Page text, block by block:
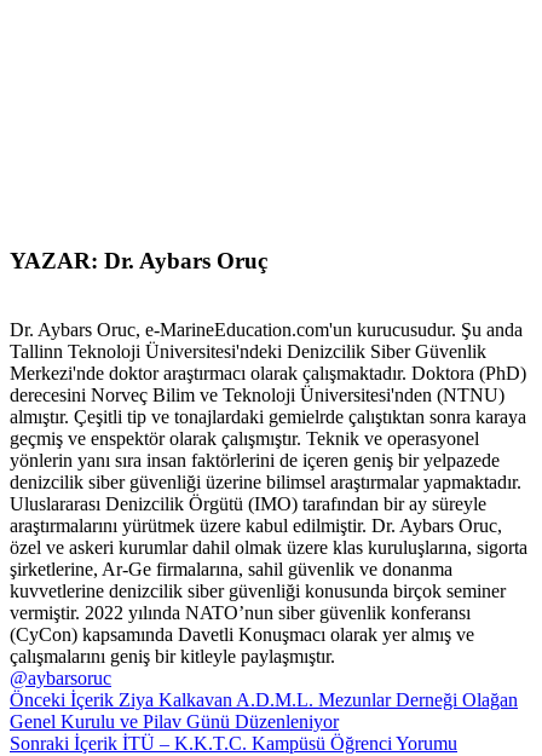
YAZAR: Dr. Aybars Oruç
Dr. Aybars Oruc, e-MarineEducation.com'un kurucusudur. Şu anda
Tallinn Teknoloji Üniversitesi'ndeki Denizcilik Siber Güvenlik
Merkezi'nde doktor araştırmacı olarak çalışmaktadır. Doktora (PhD)
derecesini Norveç Bilim ve Teknoloji Üniversitesi'nden (NTNU)
almıştır. Çeşitli tip ve tonajlardaki gemielrde çalıştıktan sonra karaya
geçmiş ve enspektör olarak çalışmıştır. Teknik ve operasyonel
yönlerin yanı sıra insan faktörlerini de içeren geniş bir yelpazede
denizcilik siber güvenliği üzerine bilimsel araştırmalar yapmaktadır.
Uluslararası Denizcilik Örgütü (IMO) tarafından bir ay süreyle
araştırmalarını yürütmek üzere kabul edilmiştir. Dr. Aybars Oruc,
özel ve askeri kurumlar dahil olmak üzere klas kuruluşlarına, sigorta
şirketlerine, Ar-Ge firmalarına, sahil güvenlik ve donanma
kuvvetlerine denizcilik siber güvenliği konusunda birçok seminer
vermiştir. 2022 yılında NATO’nun siber güvenlik konferansı
(CyCon) kapsamında Davetli Konuşmacı olarak yer almış ve
çalışmalarını geniş bir kitleyle paylaşmıştır.
@aybarsoruc
Önceki İçerik Ziya Kalkavan A.D.M.L. Mezunlar Derneği Olağan
Genel Kurulu ve Pilav Günü Düzenleniyor
Sonraki İçerik İTÜ – K.K.T.C. Kampüsü Öğrenci Yorumu